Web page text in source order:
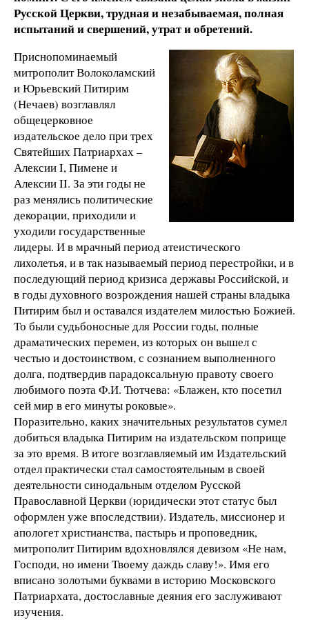
Русской Церкви, трудная и незабываемая, полная
испытаний и свершений, утрат и обретений.
Приснопоминаемый
митрополит Волоколамский
и Юрьевский Питирим
(Нечаев) возглавлял
общецерковное
издательское дело при трех
Святейших Патриархах –
Алексии I, Пимене и
Алексии II. За эти годы не
раз менялись политические
декорации, приходили и
уходили государственные
лидеры. И в мрачный период атеистического
лихолетья, и в так называемый период перестройки, и в
последующий период кризиса державы Российской, и
в годы духовного возрождения нашей страны владыка
Питирим был и оставался издателем милостью Божией.
То были судьбоносные для России годы, полные
драматических перемен, из которых он вышел с
честью и достоинством, с сознанием выполненного
долга, подтвердив парадоксальную правоту своего
любимого поэта Ф.И. Тютчева: «Блажен, кто посетил
сей мир в его минуты роковые».
Поразительно, каких значительных результатов сумел
добиться владыка Питирим на издательском поприще
за это время. В итоге возглавляемый им Издательский
отдел практически стал самостоятельным в своей
деятельности синодальным отделом Русской
Православной Церкви (юридически этот статус был
оформлен уже впоследствии). Издатель, миссионер и
апологет христианства, пастырь и проповедник,
митрополит Питирим вдохновлялся девизом «Не нам,
Господи, но имени Твоему даждь славу!». Имя его
вписано золотыми буквами в историю Московского
Патриархата, достославные деяния его заслуживают
изучения.